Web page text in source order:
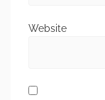
Website